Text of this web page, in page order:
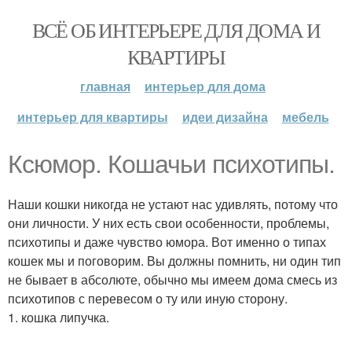
ВСЁ ОБ ИНТЕРЬЕРЕ ДЛЯ ДОМА И
КВАРТИРЫ
главная
интерьер для дома
интерьер для квартиры
идеи дизайна мебель
Ксюмор. Кошачьи психотипы.
Наши кошки никогда не устают нас удивлять, потому что
они личности. У них есть свои особенности, проблемы,
психотипы и даже чувство юмора. Вот именно о типах
кошек мы и поговорим. Вы должны помнить, ни один тип
не бывает в абсолюте, обычно мы имеем дома смесь из
психотипов с перевесом о ту или иную сторону.
1. кошка липучка.